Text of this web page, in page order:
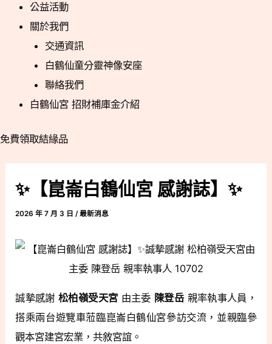
公益活動
關於我們
交通資訊
白鶴仙童分靈神像安座
聯絡我們
白鶴仙宮 招財補庫金介紹
免費領取結緣品
✨【崑崙白鶴仙宮 感謝誌】✨
2026 年 7 月 3 日/最新消息
誠摯感謝松柏嶺受天宮 由主委 陳登岳親率執事人員，
搭乘兩台遊覽車蒞臨崑崙白鶴仙宮參訪交流，並親臨參
觀本宮建宮宏業，共敘宮誼。